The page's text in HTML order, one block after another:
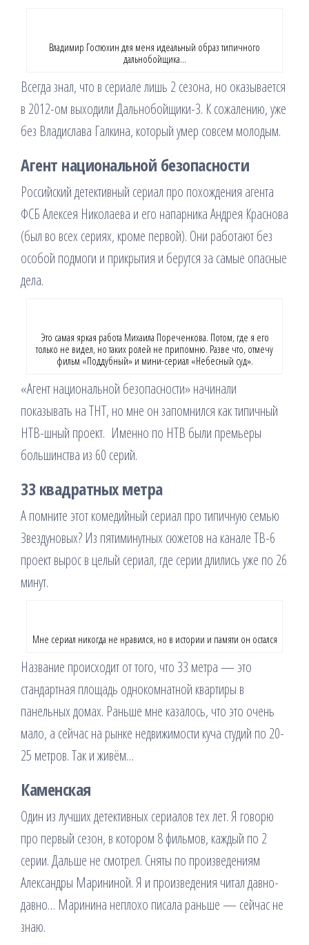
Владимир Гостюхин для меня идеальный образ типичного
дальнобойщика…
Всегда знал, что в сериале лишь 2 сезона, но оказывается
в 2012-ом выходили Дальнобойщики-3. К сожалению, уже
без Владислава Галкина, который умер совсем молодым.
Агент национальной безопасности
Российский детективный сериал про похождения агента
ФСБ Алексея Николаева и его напарника Андрея Краснова
(был во всех сериях, кроме первой). Они работают без
особой подмоги и прикрытия и берутся за самые опасные
дела.
Это самая яркая работа Михаила Пореченкова. Потом, где я его
только не видел, но таких ролей не припомню. Разве что, отмечу
фильм «Поддубный» и мини-сериал «Небесный суд».
«Агент национальной безопасности» начинали
показывать на ТНТ, но мне он запомнился как типичный
НТВ-шный проект. Именно по НТВ были премьеры
большинства из 60 серий.
33 квадратных метра
А помните этот комедийный сериал про типичную семью
Звездуновых? Из пятиминутных сюжетов на канале ТВ-6
проект вырос в целый сериал, где серии длились уже по 26
минут.
Мне сериал никогда не нравился, но в истории и памяти он остался
Название происходит от того, что 33 метра — это
стандартная площадь однокомнатной квартиры в
панельных домах. Раньше мне казалось, что это очень
мало, а сейчас на рынке недвижимости куча студий по 20-
25 метров. Так и живём…
Каменская
Один из лучших детективных сериалов тех лет. Я говорю
про первый сезон, в котором 8 фильмов, каждый по 2
серии. Дальше не смотрел. Сняты по произведениям
Александры Марининой. Я и произведения читал давно-
давно… Маринина неплохо писала раньше — сейчас не
знаю.